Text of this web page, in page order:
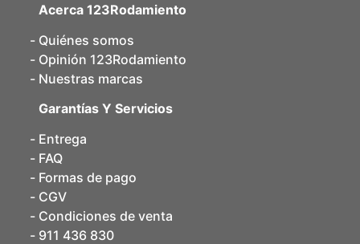
Acerca 123Rodamiento
Quiénes somos
Opinión 123Rodamiento
Nuestras marcas
Garantías Y Servicios
Entrega
FAQ
Formas de pago
CGV
Condiciones de venta
911 436 830